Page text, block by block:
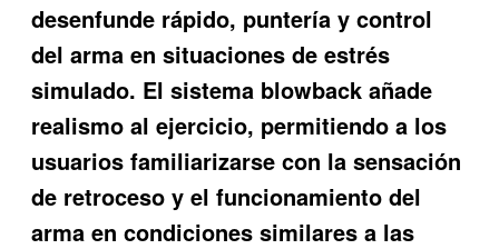
desenfunde rápido, puntería y control
del arma en situaciones de estrés
simulado. El sistema blowback añade
realismo al ejercicio, permitiendo a los
usuarios familiarizarse con la sensación
de retroceso y el funcionamiento del
arma en condiciones similares a las